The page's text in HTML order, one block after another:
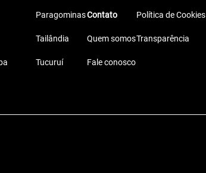
Paragominas
Tailândia
Tucuruí
Contato
Quem somos
Fale conosco
Política de Cookies
Transparência